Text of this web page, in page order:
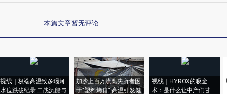
本篇文章暂无评论
视线｜极端高温致多瑙河
水位跌破纪录 二战沉船与
加沙上百万流离失所者困
于“塑料烤箱” 高温引发健
视线｜HYROX的吸金
术：是什么让中产们甘